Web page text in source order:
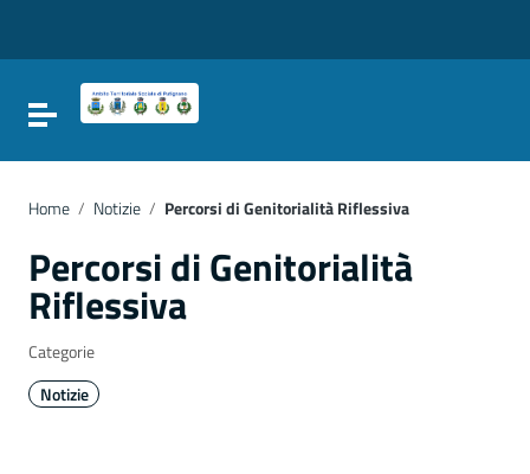
Vai al footer
Attiva / disattiva la navigazione
Home / Notizie / Percorsi di Genitorialità Riflessiva
Percorsi di Genitorialità
Riflessiva
Categorie
Notizie